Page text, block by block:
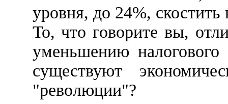
уровня, до 24%,
То, что говорите вы,
уменьшению
существуют
"революции"?